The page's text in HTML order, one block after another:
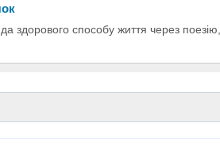
здорового способу життя через поезію,